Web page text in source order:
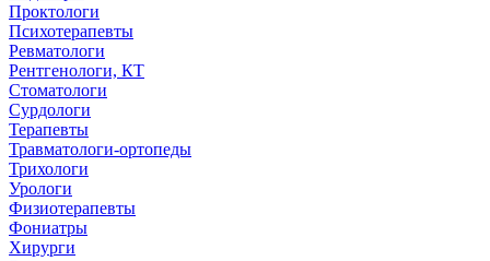
Проктологи
Психотерапевты
Ревматологи
Рентгенологи, КТ
Стоматологи
Сурдологи
Терапевты
Травматологи-ортопеды
Трихологи
Урологи
Физиотерапевты
Фониатры
Хирурги